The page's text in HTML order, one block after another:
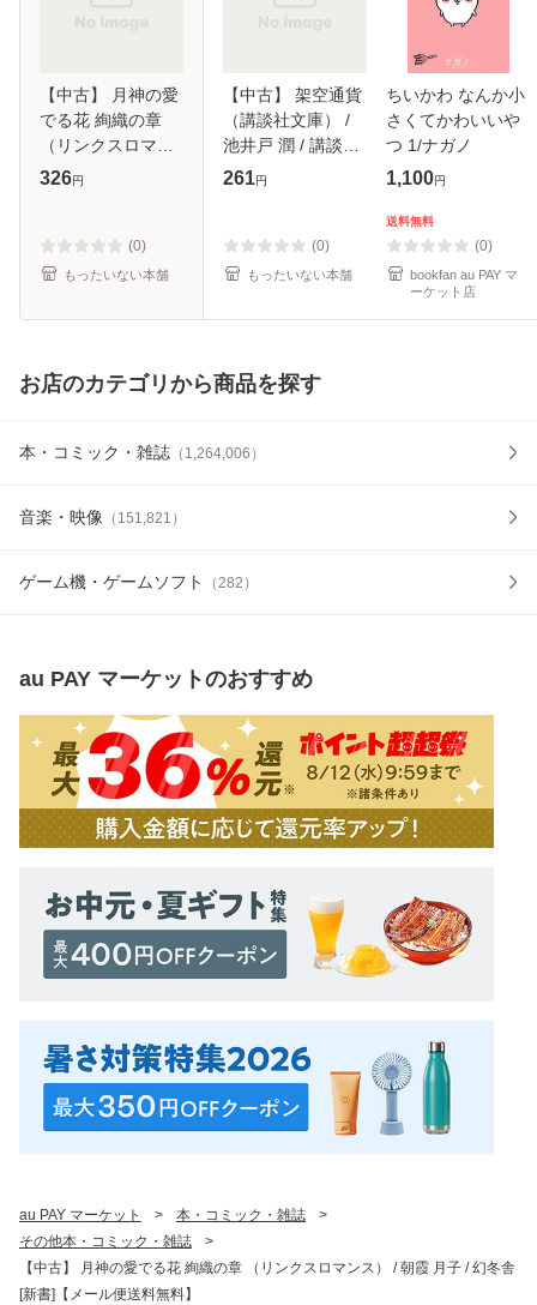
【中古】 月神の愛
でる花 絢織の章
（リンクスロマン
ス） / 朝霞 月子 /
326円
(0)
もったいない本舗
【中古】 架空通貨
（講談社文庫） /
池井戸 潤 / 講談社
[文庫]【メール便送
261円
(0)
もったいない本舗
ちいかわ なんか小
さくてかわいいや
つ 1/ナガノ
1,100円
送料無料
(0)
bookfan au PAY マ
ーケット店
お店のカテゴリから商品を探す
本・コミック・雑誌 （ 1,264,006 ）
音楽・映像 （ 151,821 ）
ゲーム機・ゲームソフト （282 ）
au PAY マーケットのおすすめ
au PAY マーケット > 本・コミック・雑誌
>
その他本・コミック・雑誌
>
【中古】 月神の愛でる花 絢織の章 （リンクスロマンス） / 朝霞 月子 / 幻冬舎
[新書]【メール便送料無料】